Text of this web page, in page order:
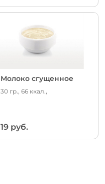
Молоко сгущенное
30 гр., 66 ккал.,
19 руб.